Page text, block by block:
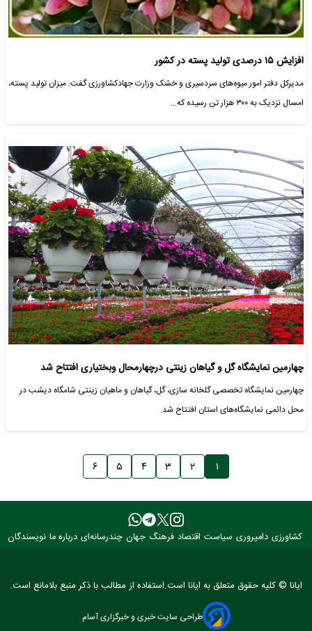
افزایش ۱۵ درصدی تولید پسته در کشور
مدیرکل دفتر امور میوه‌های سردسیری و خشک وزارت جهادکشاورزی گفت: میزان تولید پسته،
امسال نزدیک به ۳۰۰ هزار تن رسیده که…
چهارمین نمایشگاه گل و گیاهان زینتی درچهارمحال وبختیاری افتتاح شد
چهارمین نمایشگاه تخصصی گلخانه سازی، گل، گیاهان و ماهیان زینتی شامگاه دیشب در
محل دائمی نمایشگاه‌های استان افتتاح شد.
۱ ۲ ۳ ۴ ۵ ۶
کشاورزی دامپروری سیاست اقتصاد فرهنگ جهان چندرسانه‌ای درباره ما نویسندگان
ایانا © کلیه حقوق متعلق به ایانا است.استفاده از مطالب با ذکر منبع بلامانع است.
طراحی سایت خبری و خبرگزاری آسام